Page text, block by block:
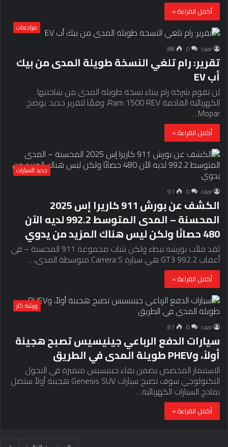
أكمل القراءة »
مراجعات
caar
0
88
تقرير: رام تلغي النسخة طويلة المدى من بيك
أب EV
لن تقوم شركة رام ببناء نسخة طويلة المدى من شاحنتها
الكهربائية القادمة Ram 1500 REV، وفقًا لتقرير جديد. يوضح
Mopar…
أكمل القراءة »
جديد السيارات
caar
0
91
الكشف عن بورش 911 كاريرا إس 2025
المحسنة – المدى المتوسط ​​992.2 لديه الآن
480 حصانًا ولكن ليس هناك المزيد من يدوي
لقد ملأت بورشه ببطء ولكن بثبات مجموعة 911 المحسنة – في
أعقاب 992.2 GT3 هي سيارة Carrera S متوسطة المدى،…
أكمل القراءة »
ورشة كار
caar
0
81
سيارات الدفع الرباعي جينيسيس تصبح هجينة
أولاً، وPHEV طويلة المدى في الطريق
الاستثمار المخصص يضمن بقاء جينيسيس متميزة في التحول
التكنولوجي سوف تصبح سيارات Genesis SUV هجينة أولاً ستصل
نماذج السيارات الكهربائية…
أكمل القراءة »